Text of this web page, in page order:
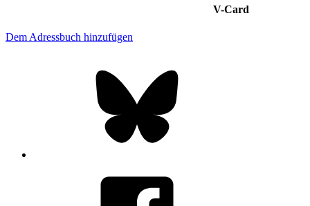
V-Card
Dem Adressbuch hinzufügen